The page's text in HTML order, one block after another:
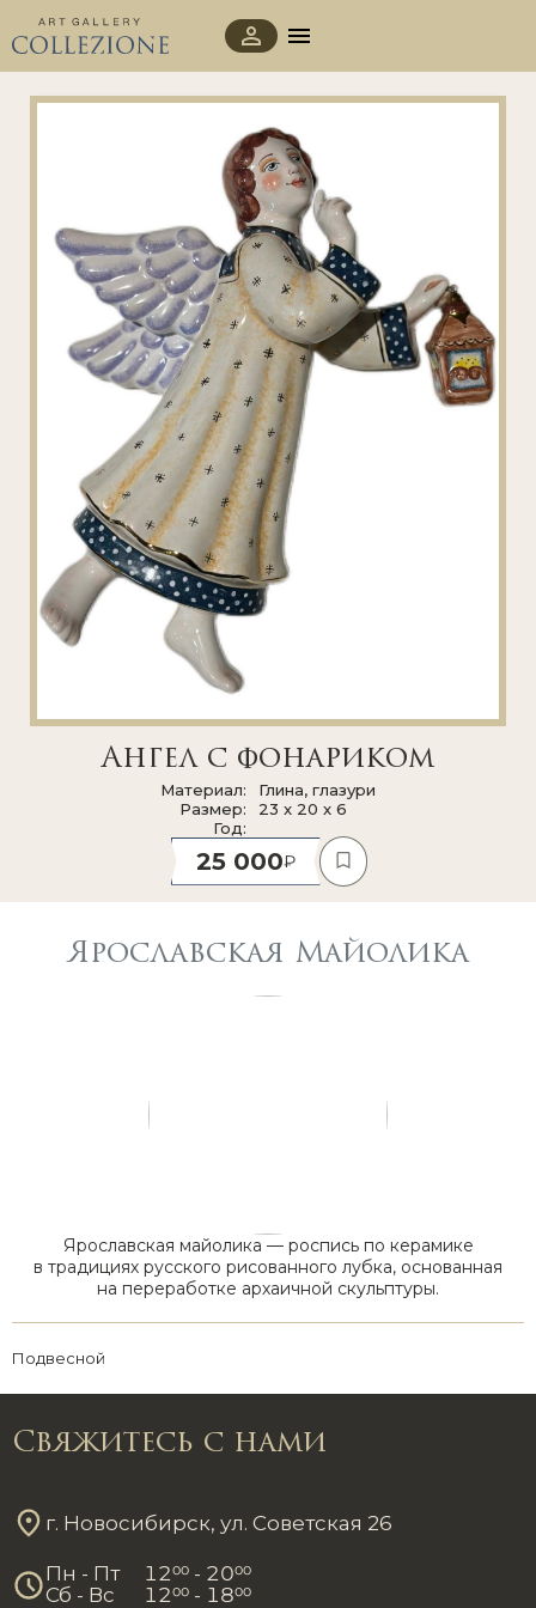
Ангел с фонариком
Материал
Глина, глазури
Размер
23 x 20 x 6
Год
25 000
Ярославская Майолика
Ярославская майолика — роспись по керамике
в традициях русского рисованного лубка, основанная
на переработке архаичной скульптуры.
Подвесной
Свяжитесь с нами
г. Новосибирск, ул. Советская 26
Пн - Пт 1200 - 2000
Сб - Вс
1200 - 1800